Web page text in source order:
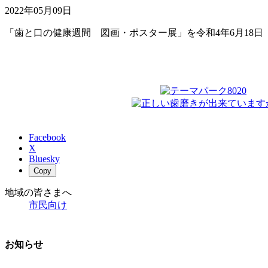
2022年05月09日
「歯と口の健康週間 図画・ポスター展」を令和4年6月18日
Facebook
X
Bluesky
Copy
地域の皆さまへ
市民向け
お知らせ